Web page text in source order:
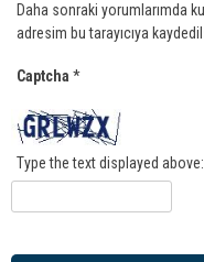
Daha sonraki yorumlarımda
adresim bu tarayıcıya
Captcha *
Type the text displayed above: